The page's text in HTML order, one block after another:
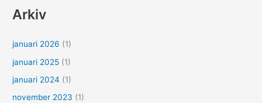
Arkiv
januari 2026 (1)
januari 2025 (1)
januari 2024 (1)
november 2023 (1)